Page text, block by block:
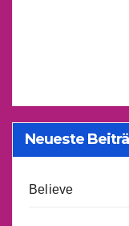
Neueste
Believe